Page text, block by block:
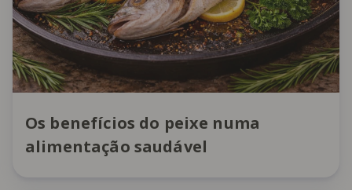
Os benefícios do peixe numa
alimentação saudável